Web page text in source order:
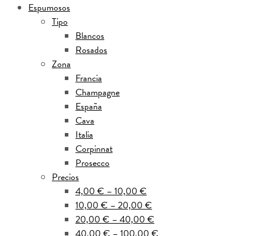
Espumosos
Tipo
Blancos
Rosados
Zona
Francia
Champagne
España
Cava
Italia
Corpinnat
Prosecco
Precios
4,00 € – 10,00 €
10,00 € – 20,00 €
20,00 € – 40,00 €